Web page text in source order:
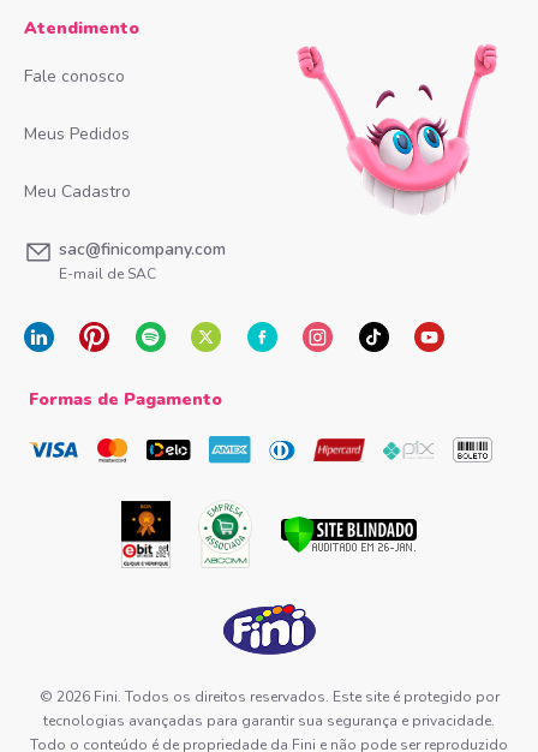
Atendimento
Fale conosco
Meus Pedidos
Meu Cadastro
sac@finicompany.com
E-mail de SAC
Formas de Pagamento
© 2026 Fini. Todos os direitos reservados. Este site é protegido por
tecnologias avançadas para garantir sua segurança e privacidade.
Todo o conteúdo é de propriedade da Fini e não pode ser reproduzido